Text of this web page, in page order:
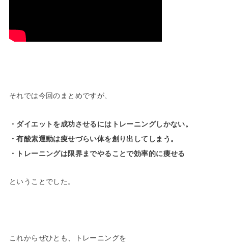
それでは今回のまとめですが、
・ダイエットを成功させるにはトレーニングしかない。
・有酸素運動は痩せづらい体を創り出してしまう。
・トレーニングは限界までやることで効率的に痩せる
ということでした。
これからぜひとも、トレーニングを